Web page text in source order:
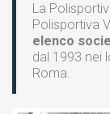
La
Polisportiva
elenco
dal 1993 nei
Roma.